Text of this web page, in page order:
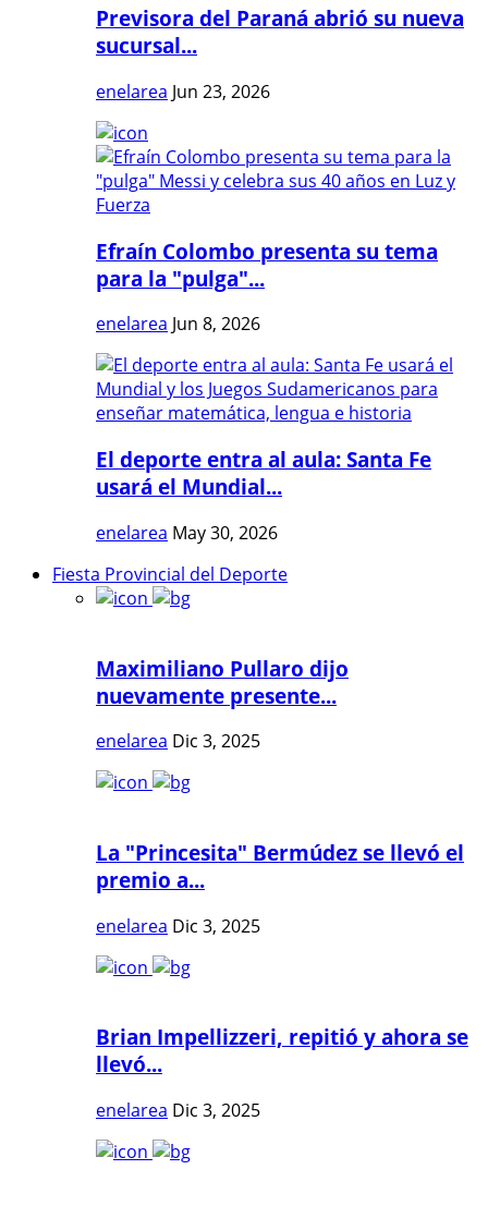
Previsora del Paraná abrió su nueva
sucursal...
enelarea Jun 23, 2026
Efraín Colombo presenta su tema
para la "pulga"...
enelarea Jun 8, 2026
El deporte entra al aula: Santa Fe
usará el Mundial...
enelarea May 30, 2026
Fiesta Provincial del Deporte
Maximiliano Pullaro dijo
nuevamente presente...
enelarea Dic 3, 2025
La "Princesita" Bermúdez se llevó el
premio a...
enelarea Dic 3, 2025
Brian Impellizzeri, repitió y ahora se
llevó...
enelarea Dic 3, 2025